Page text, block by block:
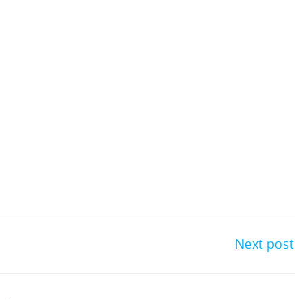
Next post